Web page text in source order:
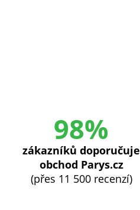
98%
zákazníků doporučuje
obchod Parys.cz
(přes 11 500 recenzí)